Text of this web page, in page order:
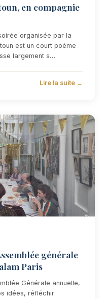
en compagnie
organisée par la
est un court poème
largement s…
Lire la suite →
générale
Paris
Générale annuelle,
idées, réfléchir